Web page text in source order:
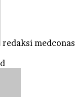
redaksi medconas